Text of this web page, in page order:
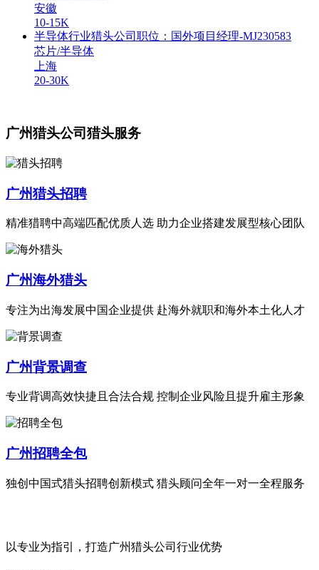
安徽
10-15K
半导体行业猎头公司职位：国外项目经理-MJ230583
芯片/半导体
上海
20-30K
广州猎头公司猎头服务
广州猎头招聘
精准猎聘中高端匹配优质人选 助力企业搭建发展型核心团队
广州海外猎头
专注为出海发展中国企业提供 赴海外就职和海外本土化人才
广州背景调查
专业背调高效快捷且合法合规 控制企业风险且提升雇主形象
广州招聘全包
独创中国式猎头招聘创新模式 猎头顾问全年一对一全程服务
以专业为指引，打造广州猎头公司行业优势